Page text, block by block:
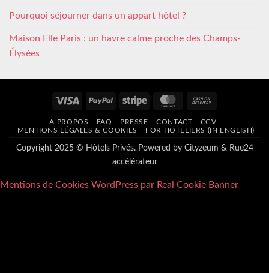
Pourquoi séjourner dans un appart hôtel ?
Maison Elle Paris : un havre calme proche des Champs-
Élysées
Visa PayPal Stripe MasterCard
Delivery
A PROPOS FAQ PRESSE CONTACT
CGV
MENTIONS LÉGALES & COOKIES
FOR HOTELIERS (IN ENGLISH)
Copyright 2025 © Hôtels Privés. Powered by Cityzeum & Rue24
accélérateur
Mentions de Cookies WordPress par Real Cookie Banner